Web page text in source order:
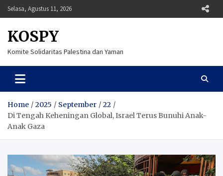
Skip
to
Selasa, Agustus 11, 2026
KOSPY
Komite Solidaritas Palestina dan Yaman
Home 2025 September
22
Di Tengah Keheningan Global, Israel Terus Bunuhi Anak-
Anak Gaza